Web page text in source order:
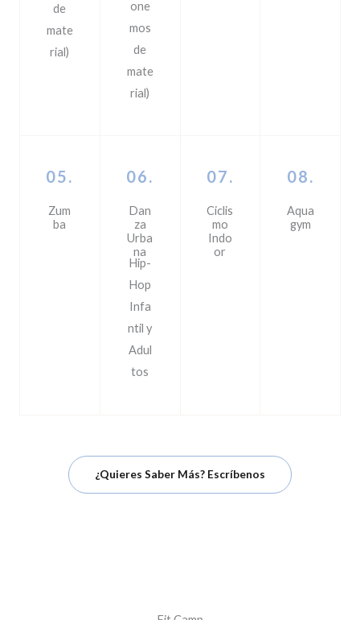
de
mate
rial)
one
mos
de
mate
rial)
05.
Zum
ba
06.
Dan
za
Urba
na
Hip-
Hop
Infa
ntil y
Adul
tos
07.
Ciclis
mo
Indo
or
08.
Aqua
gym
¿Quieres Saber Más? Escríbenos